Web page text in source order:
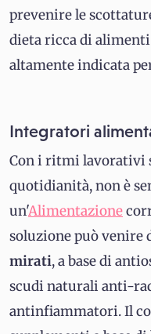
prevenire le
dieta ricca di
altamente indicata
Integratori
Con i ritmi lavorativi
quotidianità, non è
un'Alimentazione
soluzione può venire
mirati, a base di
scudi naturali anti-
antinfiammatori. Il